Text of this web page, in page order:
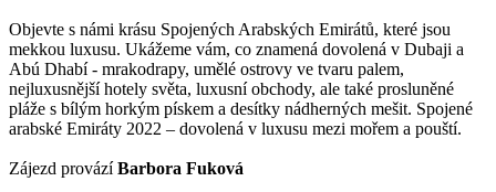
Objevte s námi krásu Spojených Arabských Emirátů, které jsou
mekkou luxusu. Ukážeme vám, co znamená dovolená v Dubaji a
Abú Dhabí - mrakodrapy, umělé ostrovy ve tvaru palem,
nejluxusnější hotely světa, luxusní obchody, ale také prosluněné
pláže s bílým horkým pískem a desítky nádherných mešit. Spojené
arabské Emiráty 2022 – dovolená v luxusu mezi mořem a pouští.
Zájezd provázíBarbora Fuková